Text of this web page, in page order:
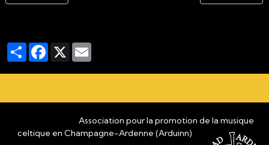
PartagerFacebook
X
Association pour la promotion de la musique
celtique en Champagne-Ardenne (Arduinn)